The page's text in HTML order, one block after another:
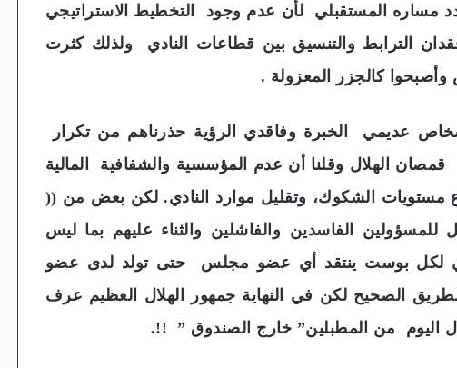
مساره المستقبلي لأن عدم وجود التخطيط الاستراتيجي
الترابط والتنسيق بين قطاعات النادي ولذلك كثرت
كالجزر المعزولة .
عديمي الخبرة وفاقدي الرؤية حذرناهم من تكرار
الهلال وقلنا أن عدم المؤسسية والشفافية المالية
مستويات الشكوك، وتقليل موارد النادي. لكن بعض من ((
للمسؤولين الفاسدين والفاشلين والثناء عليهم بما ليس
لكل بوست ينتقد أي عضو مجلس حتى تولد لدى عضو
الصحيح لكن في النهاية جمهور الهلال العظيم عرف
اليوم من المطبلين” خارج الصندوق ” !!.